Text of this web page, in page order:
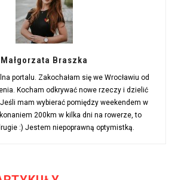
Małgorzata Braszka
portalu. Zakochałam się we Wrocławiu od
Kocham odkrywać nowe rzeczy i dzielić
mam wybierać pomiędzy weekendem w
200km w kilka dni na rowerze, to
:) Jestem niepoprawną optymistką.